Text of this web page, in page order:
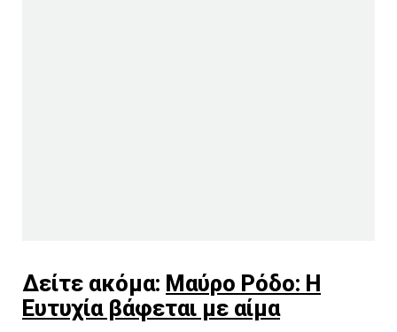
Δείτε ακόμα: Μαύρο Ρόδο: Η
Ευτυχία βάφεται με αίμα